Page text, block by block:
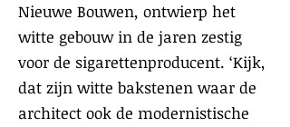
Nieuwe Bouwen, ontwierp het
witte gebouw in de jaren zestig
voor de sigarettenproducent. ‘Kijk,
dat zijn witte bakstenen waar de
architect ook de modernistische